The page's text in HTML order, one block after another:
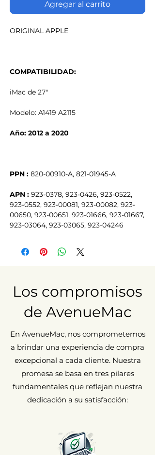
Agregar al carrito
ORIGINAL APPLE
COMPATIBILIDAD:
iMac de 27"
Modelo: A1419 A2115
Año: 2012 a 2020
PPN : 820-00910-A, 821-01945-A
APN : 923-0378, 923-0426, 923-0522,
923-0552, 923-00081, 923-00082, 923-
00650, 923-00651, 923-01666, 923-01667,
923-03064, 923-03065, 923-04246
Los compromisos
de AvenueMac
En AvenueMac, nos comprometemos
a brindar una experiencia de compra
excepcional a cada cliente. Nuestra
promesa se basa en tres pilares
fundamentales que reflejan nuestra
dedicación a su satisfacción: